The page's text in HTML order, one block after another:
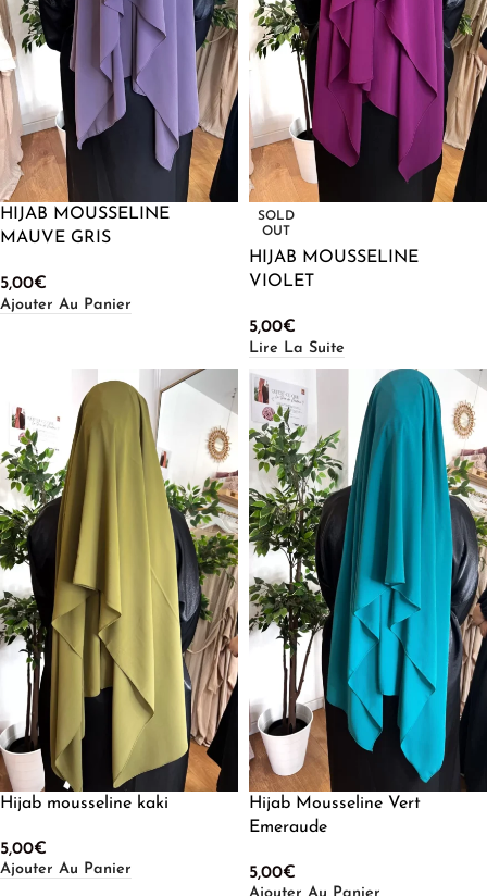
HIJAB MOUSSELINE
MAUVE GRIS
5,00€
Ajouter Au Panier
SOLD
OUT
HIJAB MOUSSELINE
VIOLET
5,00€
Lire La Suite
Hijab mousseline kaki
5,00€
Ajouter Au Panier
Hijab Mousseline Vert
Emeraude
5,00€